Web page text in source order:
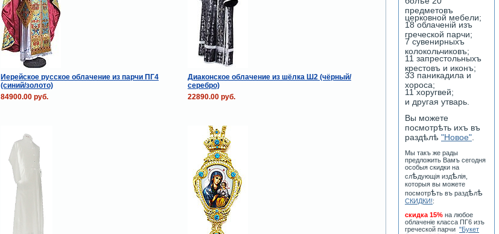
Иерейское русское облачение из парчи ПГ4
(синий/золото)
Диаконское облачение из шёлка Ш2 (чёрный/
серебро)
84900.00 руб. 22890.00 руб.
предметовъ
церковной мебели;
18 облаченiй изъ
греческой парчи;
7 сувенирныхъ
колокольчиковъ;
11 запрестольныхъ
крестовъ и иконъ;
33 паникадила и
хороса;
11 хоругвей;
и другая утварь.
Вы можете
посмотрѣть ихъ въ
раздѣлѣ "Новое"
Мы такъ же рады
предложить Вамъ сегодня
особыя скидки на
слѣдующiя издѣлiя,
которыя вы можете
посмотрѣть въ раздѣлѣ
СКИДКИ!:
скидка 15% на любое
облаченiе класса ПГ6 изъ
греческой парчи "Букет